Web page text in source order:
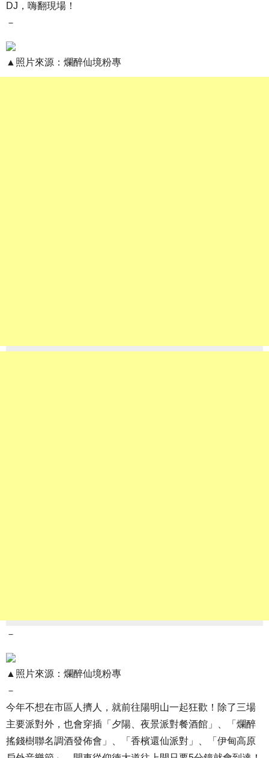
DJ，嗨翻現場！
－
▲照片來源：爛醉仙境粉專
－
▲照片來源：爛醉仙境粉專
－
今年不想在市區人擠人，就前往陽明山一起狂歡！除了三場
主要派對外，也會穿插「夕陽、夜景派對餐酒館」、「爛醉
搖錢樹聯名調酒發佈會」、「香檳還仙派對」、「伊甸高原